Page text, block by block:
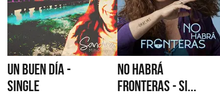
UN BUEN DÍA -
SINGLE
NO HABRÁ
FRONTERAS - SI...